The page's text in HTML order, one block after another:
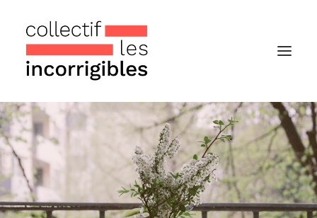
Accueil
Le collectif
Nos actualités
Notre « Incolettre » mensuelle